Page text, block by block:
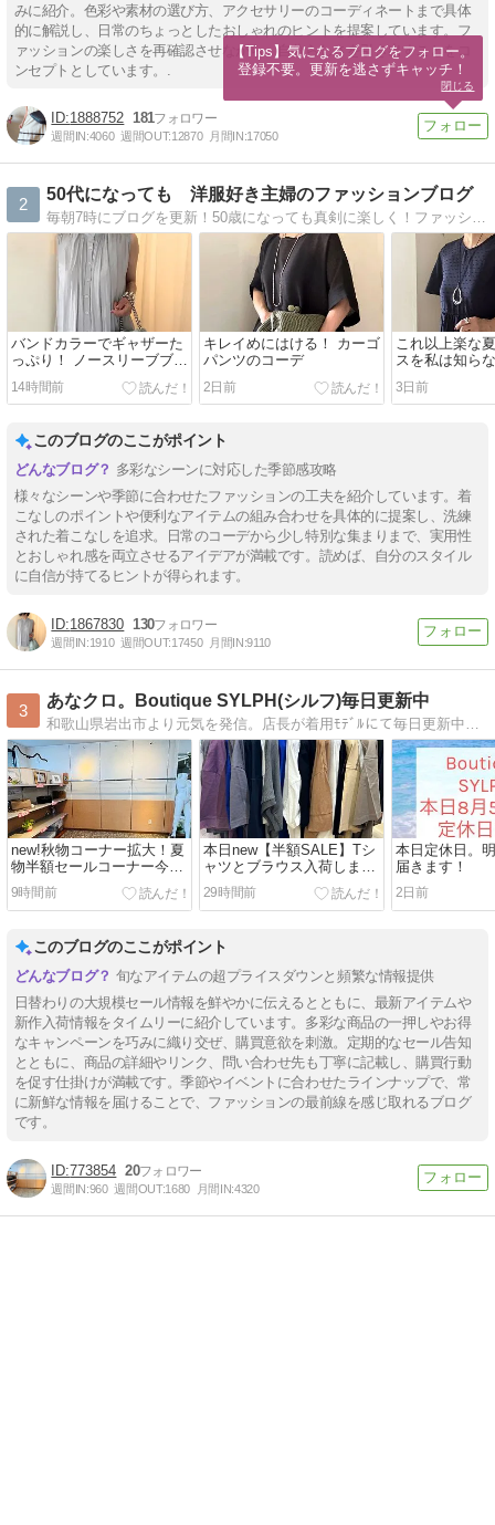
みに紹介。色彩や素材の選び方、アクセサリーのコーディネートまで具体
的に解説し、日常のちょっとしたおしゃれのヒントを提案しています。フ
ァッションの楽しさを再確認させながら、自分らしさを引き出すことをコ
ンセプトとしています。.
1888752 181
週間IN:4060 週間OUT:12870 月間IN:17050
2
50代になっても 洋服好き主婦のファッションブログ
毎朝7時にブログを更新！50歳になっても真剣に楽しく！ファッションのこと綴っているブログです。日々のコーディネートの他、ファッションについて思うこと、何でも綴っています。
バンドカラーでギャザーた
っぷり！ ノースリーブブラ
ウスとパンツのコーデ
14時間前
キレイめにはける！ カーゴ
パンツのコーデ
2日前
これ以上楽な
スを私は知ら
をお迎えする
ス
3日前
このブログのここがポイント
多彩なシーンに対応した季節感攻略
様々なシーンや季節に合わせたファッションの工夫を紹介しています。着
こなしのポイントや便利なアイテムの組み合わせを具体的に提案し、洗練
された着こなしを追求。日常のコーデから少し特別な集まりまで、実用性
とおしゃれ感を両立させるアイデアが満載です。読めば、自分のスタイル
に自信が持てるヒントが得られます。
1867830 130
週間IN:1910 週間OUT:17450 月間IN:9110
3
あなクロ。Boutique SYLPH(シルフ)毎日更新中
和歌山県岩出市より元気を発信。店長が着用ﾓﾃﾞﾙにて毎日更新中です！和歌山を中心に美味しいﾗﾝﾁ＆ﾃﾞｨﾅｰの外食日記も色々と。スマホ片手にお写真満載。
new!秋物コーナー拡大！夏
物半額セールコーナー今の
シルフ店内。
9時間前
本日new【半額SALE】Tシ
ャツとブラウス入荷しまし
た！速報です。
29時間前
本日定休日。
届きます！
2日前
このブログのここがポイント
旬なアイテムの超プライスダウンと頻繁な情報提供
日替わりの大規模セール情報を鮮やかに伝えるとともに、最新アイテムや
新作入荷情報をタイムリーに紹介しています。多彩な商品の一押しやお得
なキャンペーンを巧みに織り交ぜ、購買意欲を刺激。定期的なセール告知
とともに、商品の詳細やリンク、問い合わせ先も丁寧に記載し、購買行動
を促す仕掛けが満載です。季節やイベントに合わせたラインナップで、常
に新鮮な情報を届けることで、ファッションの最前線を感じ取れるブログ
です。
773854 20
週間IN:960 週間OUT:1680 月間IN:4320
【Tips】気になるブログをフォロー。
登録不要。更新を逃さずキャッチ！
閉じる